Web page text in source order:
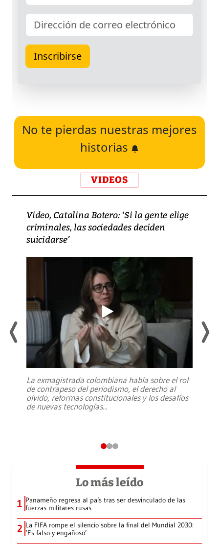
No te pierdas nuestras mejores
historias
VIDEOS
Video, Catalina Botero: ‘Si la gente elige
criminales, las sociedades deciden
suicidarse’
La exmagistrada colombiana habla sobre el rol
de contrapeso del periodismo, el derecho al
olvido, reformas constitucionales y los desafíos
de nuevas tecnologías...
Lo más leído
1 Panameño regresa al país tras ser desvinculado de las
fuerzas militares rusas
2 La FIFA rompe el silencio sobre la final del Mundial 2030:
‘Es falso y engañoso’